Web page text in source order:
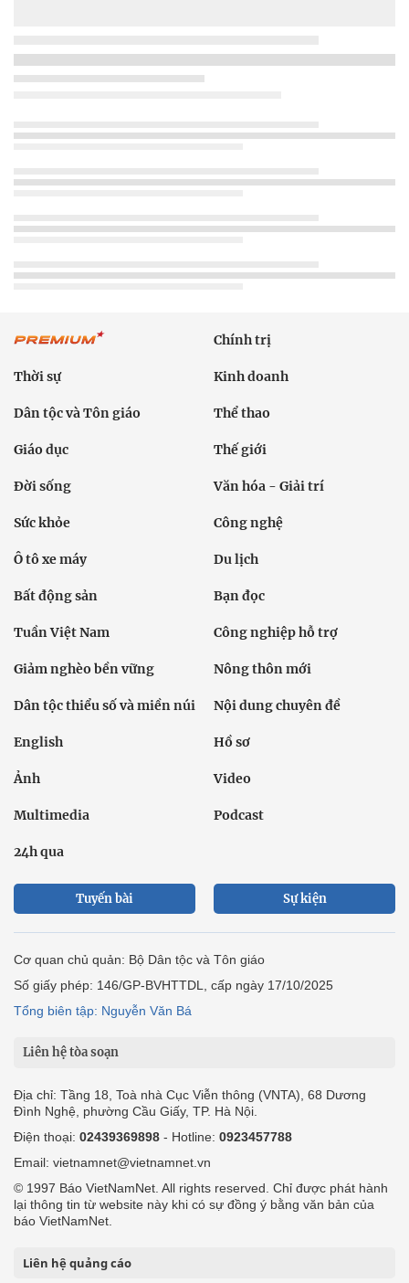
Chính trị
Thời sự Kinh doanh
Dân tộc và Tôn giáo Thể thao
Giáo dục Thế giới
Đời sống Văn hóa - Giải trí
Sức khỏe Công nghệ
Ô tô xe máy Du lịch
Bất động sản Bạn đọc
Tuần Việt Nam Công nghiệp hỗ trợ
Giảm nghèo bền vững Nông thôn mới
Dân tộc thiểu số và miền núi Nội dung chuyên đề
English Hồ sơ
Ảnh Video
Multimedia Podcast
24h qua
Tuyến bài Sự kiện
Cơ quan chủ quản: Bộ Dân tộc và Tôn giáo
Số giấy phép: 146/GP-BVHTTDL, cấp ngày 17/10/2025
Tổng biên tập: Nguyễn Văn Bá
Liên hệ tòa soạn
Địa chỉ: Tầng 18, Toà nhà Cục Viễn thông (VNTA), 68 Dương
Đình Nghệ, phường Cầu Giấy, TP. Hà Nội.
Điện thoại: 02439369898 - Hotline: 0923457788
Email: vietnamnet@vietnamnet.vn
© 1997 Báo VietNamNet. All rights reserved. Chỉ được phát hành
lại thông tin từ website này khi có sự đồng ý bằng văn bản của
báo VietNamNet.
Liên hệ quảng cáo